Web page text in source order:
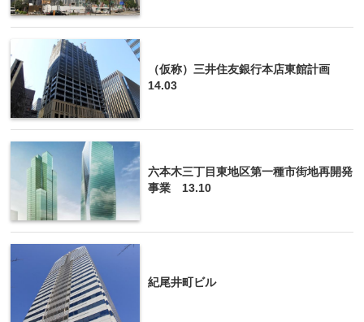
（仮称）三井住友銀行本店東館計画
14.03
六本木三丁目東地区第一種市街地再開発
事業 13.10
紀尾井町ビル